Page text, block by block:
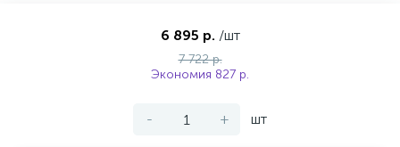
6 895 р. /шт
7 722 р.
Экономия 827 р.
- + шт